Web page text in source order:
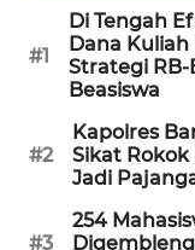
#1
Di Tengah
Dana Kuliah
Strategi RB-
Beasiswa
#2
Kapolres
Sikat
Jadi
#3
254
PERAPKI
NEWS
SONYA
ASA